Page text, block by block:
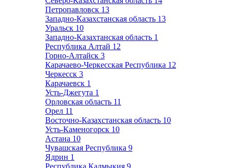
Петропавловск 13
Западно-Казахстанская область 13
Уральск 10
Западно-Казахтанская область 1
Республика Алтай 12
Горно-Алтайск 3
Карачаево-Черкесская Республика 12
Черкесск 3
Карачаевск 1
Усть-Джегута 1
Орловская область 11
Орел 11
Восточно-Казахстанская область 10
Усть-Каменогорск 10
Астана 10
Чувашская Республика 9
Ядрин 1
Республика Калмыкия 9